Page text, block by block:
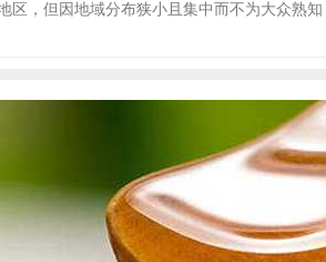
区，但因地域分布狭小且集中而不为大众熟